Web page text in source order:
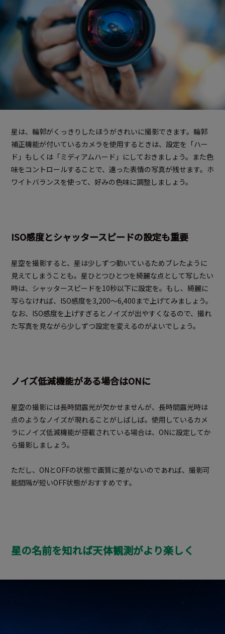
星は、輪郭がくっきりしたほうがきれいに撮影できます。輪郭
補正機能が付いているカメラを使用するときは、設定を「ハー
ド」もしくは「ミディアムハード」にしておきましょう。また色
味をコントロールすることで、違った表情の写真が残せます。ホ
ワイトバランスを使って、好みの色味に調整しましょう。
ISO感度とシャッタースピードの設定も重要
星空を撮影すると、星は少しずつ動いているためブレたように
見えてしまうことも。星ひとつひとつを綺麗な点として写したい
時は、シャッタースピードを10秒以下に設定を。もし、綺麗に
写らなければ、ISO感度を3,200～6,400まで上げてみましょう。
なお、ISO感度を上げすぎるとノイズが出やすくなるので、撮れ
た写真を見ながら少しずつ設定を変えるのがよいでしょう。
ノイズ低減機能がある場合はONに
星空の撮影には長時間露光が欠かせませんが、長時間露光時は
点のようなノイズが現れることがしばしば。使用しているカメ
ラにノイズ低減機能が搭載されている場合は、ONに設定してか
ら撮影しましょう。
ただし、ONとOFFの状態で画質に差がないのであれば、撮影可
能間隔が短いOFF状態がおすすめです。
星の名前を知れば天体観測がより楽しく